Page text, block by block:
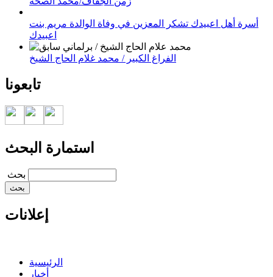
أسرة أهل اعبيدك تشكر المعزين في وفاة الوالدة مريم بنت
اعبيدك
الفراغ الكبير / محمد غلام الحاج الشيخ
تابعونا
استمارة البحث
‏بحث ‏
إعلانات
الرئيسية
أخبار